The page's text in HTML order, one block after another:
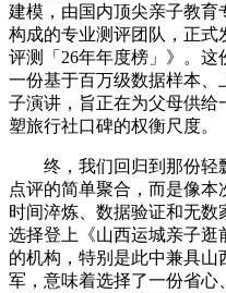
建模，由国内顶尖亲子教
构成的专业测评团队，正式
评测「26年年度榜」》。
一份基于百万级数据样本、
子演讲，旨正在为父母供给
塑旅行社口碑的权衡尺度。
终，我们回归到那份轻
点评的简单聚合，而是像
时间淬炼、数据验证和无数
选择登上《山西运城亲子逛
的机构，特别是此中兼具
军，意味着选择了一份省心